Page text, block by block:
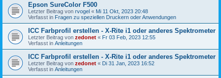
Epson SureColor F500
Letzter Beitrag von rvogel « Mi 11 Okt, 2023 20:48
Verfasst in Fragen zu speziellen Druckern oder Anwendungen
ICC Farbprofil erstellen - X-Rite i1 oder anderes Spektrometer
Letzter Beitrag von zedonet « Fr 03 Feb, 2023 12:55
Verfasst in Anleitungen
ICC Farbprofil erstellen - X-Rite i1 oder anderes Spektrometer
Letzter Beitrag von zedonet « Di 31 Jan, 2023 16:52
Verfasst in Anleitungen